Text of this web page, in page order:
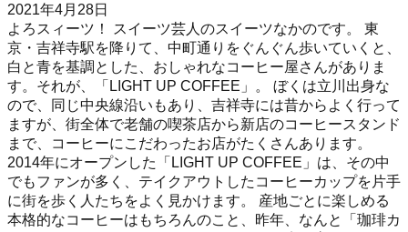
2021年4月28日
よろスィーツ！ スイーツ芸人のスイーツなかのです。 東
京・吉祥寺駅を降りて、中町通りをぐんぐん歩いていくと、
白と青を基調とした、おしゃれなコーヒー屋さんがありま
す。それが、「LIGHT UP COFFEE」。 ぼくは立川出身な
ので、同じ中央線沿いもあり、吉祥寺には昔からよく行って
ますが、街全体で老舗の喫茶店から新店のコーヒースタンド
まで、コーヒーにこだわったお店がたくさんあります。
2014年にオープンした「LIGHT UP COFFEE」は、その中
でもファンが多く、テイクアウトしたコーヒーカップを片手
に街を歩く人たちをよく見かけます。 産地ごとに楽しめる
本格的なコーヒーはもちろんのこと、昨年、なんと「珈琲カ